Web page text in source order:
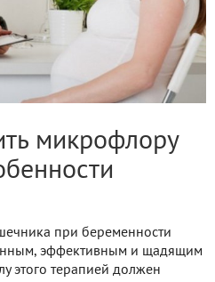
микрофлору
при беременности
эффективным и щадящим
этого терапией должен